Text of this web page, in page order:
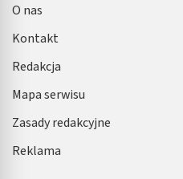
O nas
Kontakt
Redakcja
Mapa serwisu
Zasady redakcyjne
Reklama